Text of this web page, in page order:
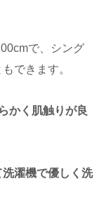
で、シング
できます。
かく肌触りが良
濯機で優しく洗